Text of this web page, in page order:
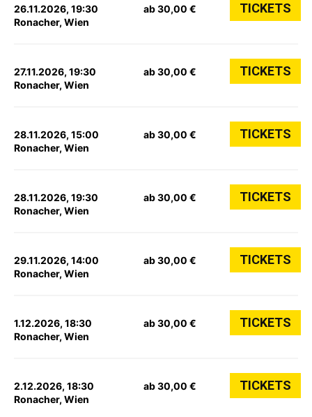
26.11.2026, 19:30
Ronacher, Wien
ab 30,00 € TICKETS
27.11.2026, 19:30
Ronacher, Wien
ab 30,00 € TICKETS
28.11.2026, 15:00
Ronacher, Wien
ab 30,00 € TICKETS
28.11.2026, 19:30
Ronacher, Wien
ab 30,00 € TICKETS
29.11.2026, 14:00
Ronacher, Wien
ab 30,00 € TICKETS
1.12.2026, 18:30
Ronacher, Wien
ab 30,00 € TICKETS
2.12.2026, 18:30
Ronacher, Wien
ab 30,00 € TICKETS